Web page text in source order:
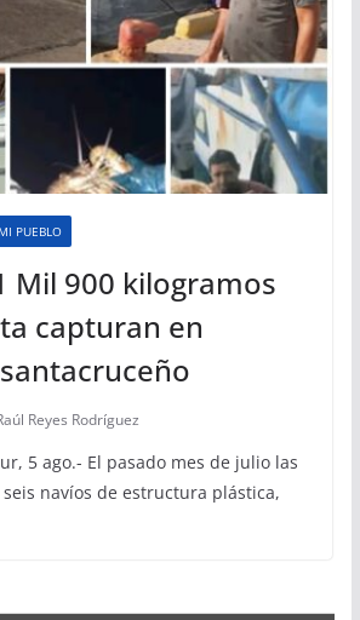
PUEBLO
Mil 900 kilogramos
capturan en
Reyes Rodríguez
5 ago.- El pasado mes de julio las
navíos de estructura plástica,